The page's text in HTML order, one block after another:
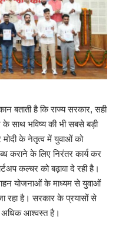
बताती है कि राज्य सरकार, सही
के साथ भविष्य की भी सबसे बड़ी
मोदी के नेतृत्व में युवाओं को
कराने के लिए निरंतर कार्य कर
कल्चर को बढ़ावा दे रही है।
योजनाओं के माध्यम से युवाओं
रहा है। सरकार के प्रयासों से
आश्वस्त है।